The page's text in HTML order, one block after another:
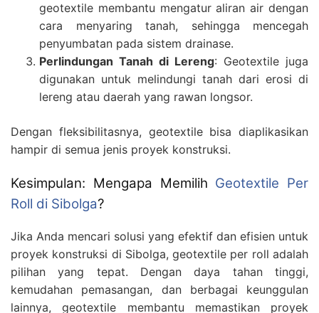
geotextile membantu mengatur aliran air dengan
cara menyaring tanah, sehingga mencegah
penyumbatan pada sistem drainase.
Perlindungan Tanah di Lereng: Geotextile juga
digunakan untuk melindungi tanah dari erosi di
lereng atau daerah yang rawan longsor.
Dengan fleksibilitasnya, geotextile bisa diaplikasikan
hampir di semua jenis proyek konstruksi.
Kesimpulan: Mengapa Memilih Geotextile Per
Roll di Sibolga?
Jika Anda mencari solusi yang efektif dan efisien untuk
proyek konstruksi di Sibolga, geotextile per roll adalah
pilihan yang tepat. Dengan daya tahan tinggi,
kemudahan pemasangan, dan berbagai keunggulan
lainnya, geotextile membantu memastikan proyek